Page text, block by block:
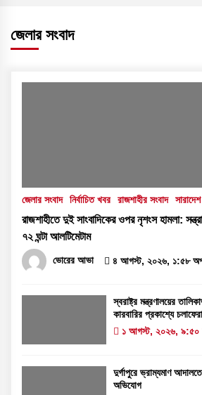
জেলার সংবাদ
জেলার সংবাদ নির্বাচিত খবর রাজশাহীর সংবাদ সারাদেশ
রাজশাহীতে দুই সাংবাদিকের ওপর নৃশংস হামলা:
৭২ ঘন্টা আলটিমেটাম
ভোরের আভা ৪ আগস্ট, ২০২৬, ১:৫৮
স্বরাষ্ট্র মন্ত্রণালয়ের
কারবারির প্রকাশ্যে
১ আগস্ট, ২০২৬, ৯:৫০
দুর্গাপুরে ভ্রাম্যমাণ
অভিযোগ